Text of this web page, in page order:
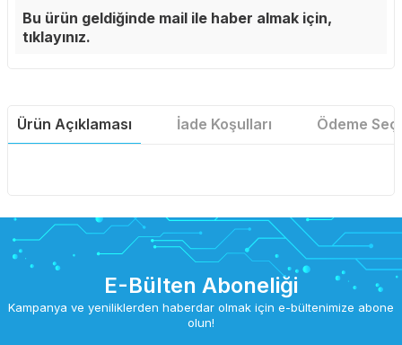
Bu ürün geldiğinde mail ile haber almak için,
tıklayınız.
Ürün Açıklaması İade Koşulları Ödeme
E-Bülten Aboneliği
Kampanya ve yeniliklerden haberdar olmak için e-bültenimize abone
olun!